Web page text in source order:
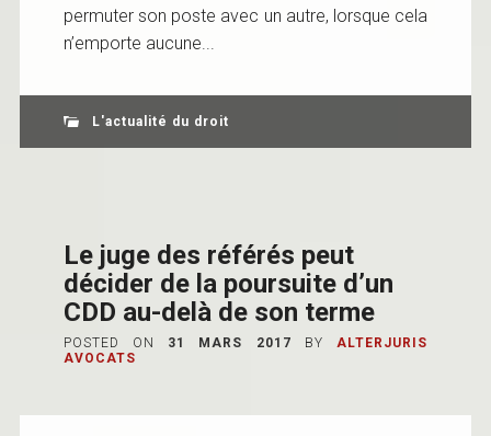
permuter son poste avec un autre, lorsque cela
n’emporte aucune...
L'actualité du droit
Le juge des référés peut
décider de la poursuite d’un
CDD au-delà de son terme
POSTED ON 31 MARS 2017 BY
ALTERJURIS
AVOCATS